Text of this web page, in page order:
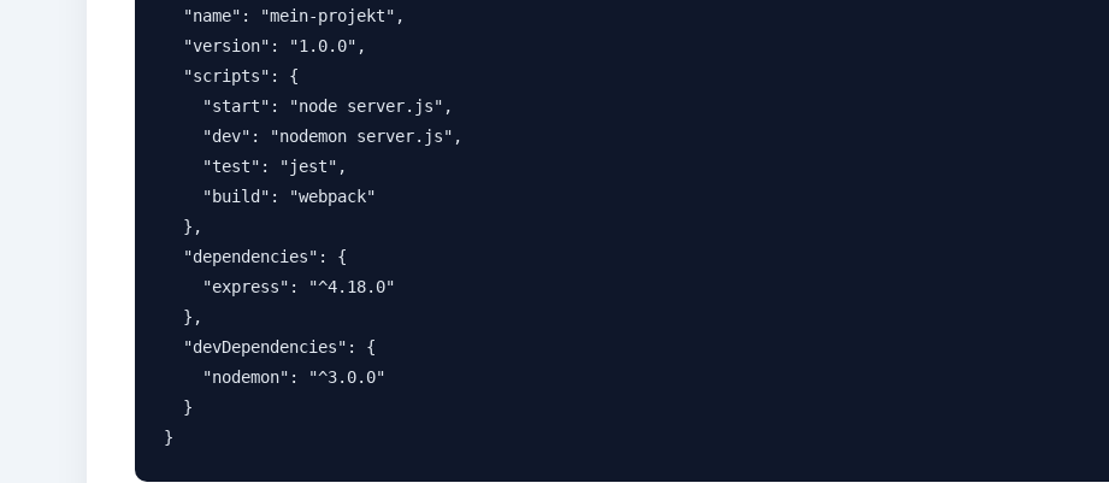
  "name": "mein-projekt",
  "version": "1.0.0",
  "scripts": {
    "start": "node server.js",
    "dev": "nodemon server.js",
    "test": "jest",
    "build": "webpack"
  },
  "dependencies": {
    "express": "^4.18.0"
  },
  "devDependencies": {
    "nodemon": "^3.0.0"
  }
}